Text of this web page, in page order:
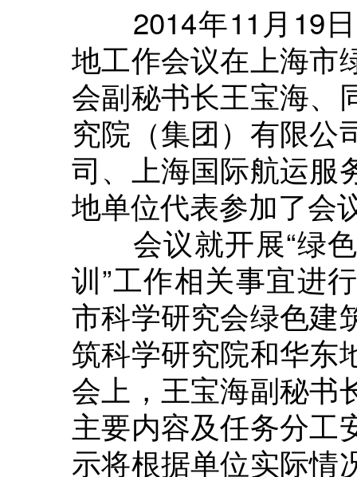
2014年11月19日
地工作会议在上海市
会副秘书长王宝海、
究院（集团）有限公
司、上海国际航运服
地单位代表参加了会
会议就开展“绿色
训”工作相关事宜进
市科学研究会绿色建
筑科学研究院和华东
会上，王宝海副秘书
主要内容及任务分工
示将根据单位实际情